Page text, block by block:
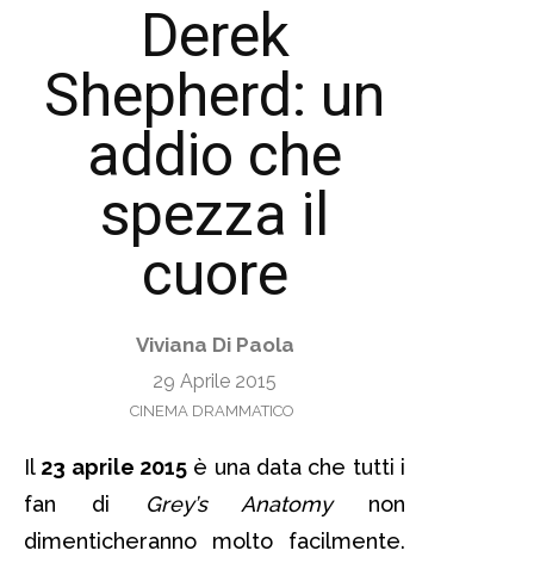
Derek
Shepherd: un
addio che
spezza il
cuore
Viviana Di Paola
29 Aprile 2015
CINEMA DRAMMATICO
Il 23 aprile 2015 è una data che tutti i
fan di
Grey’s Anatomynon
dimenticheranno molto facilmente.